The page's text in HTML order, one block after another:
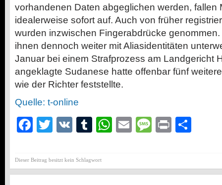
vorhandenen Daten abgeglichen werden, fallen
idealerweise sofort auf. Auch von früher
wurden inzwischen Fingerabdrücke
ihnen dennoch weiter mit Aliasidentitäten
Januar bei einem Strafprozess am Landgericht
angeklagte Sudanese hatte offenbar fünf
wie der Richter feststellte.
Quelle: t-online
Facebook
Twitter
VK Tumblr
WhatsApp
EmailMessage
Print
Dieser Beitrag besitzt kein Schlagwort